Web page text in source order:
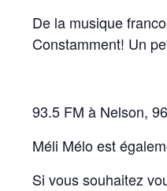
De la musique
Constamment! Un
93.5 FM à Nelson,
Méli Mélo est
Si vous souhaitez